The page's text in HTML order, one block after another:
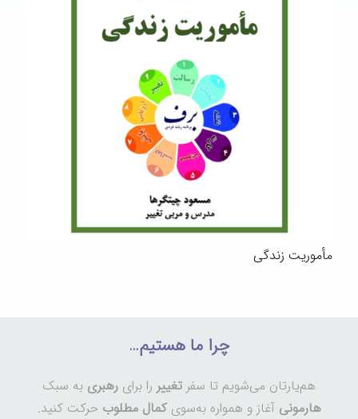
مأموریت زندگی
چرا ما هستیم…
هم‌یارتان می‌شویم تا سفر تغییر را برای رهبری به سبک
هارمونی آغاز و همواره به‌سوی کمال مطلوب حرکت کنید.